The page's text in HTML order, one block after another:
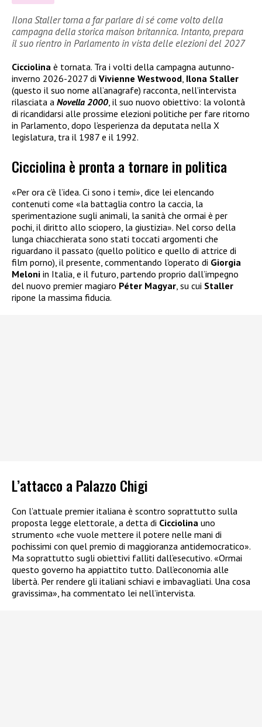
Ilona Staller torna a far parlare di sé come volto della
campagna della storica maison britannica. Intanto, prepara
il suo rientro in Parlamento in vista delle elezioni del 2027
Cicciolina è tornata. Tra i volti della campagna autunno-
inverno 2026-2027 di Vivienne Westwood Ilona Staller
(questo il suo nome all’anagrafe) racconta, nell’intervista
rilasciata a Novella 2000 , il suo nuovo obiettivo: la volontà
di ricandidarsi alle prossime elezioni politiche per fare ritorno
in Parlamento, dopo l’esperienza da deputata nella X
legislatura, tra il 1987 e il 1992.
Cicciolina è pronta a tornare in politica
«Per ora c’è l’idea. Ci sono i temi», dice lei elencando
contenuti come «la battaglia contro la caccia, la
sperimentazione sugli animali, la sanità che ormai è per
pochi, il diritto allo sciopero, la giustizia». Nel corso della
lunga chiacchierata sono stati toccati argomenti che
riguardano il passato (quello politico e quello di attrice di
film porno), il presente, commentando l’operato di Giorgia
Meloni in Italia, e il futuro, partendo proprio dall’impegno
del nuovo premier magiaro Péter Magyar, su cui Staller
ripone la massima fiducia.
L’attacco a Palazzo Chigi
Con l’attuale premier italiana è scontro soprattutto sulla
proposta legge elettorale, a detta di Cicciolina uno
strumento «che vuole mettere il potere nelle mani di
pochissimi con quel premio di maggioranza antidemocratico».
Ma soprattutto sugli obiettivi falliti dall’esecutivo. «Ormai
questo governo ha appiattito tutto. Dall’economia alle
libertà. Per rendere gli italiani schiavi e imbavagliati. Una cosa
gravissima», ha commentato lei nell’intervista.